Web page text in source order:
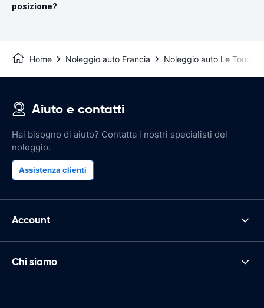
posizione?
Home Noleggio auto Francia Noleggio auto Le
Aiuto e contatti
Hai bisogno di aiuto? Contatta i nostri specialisti del
noleggio.
Assistenza clienti
Account
Chi siamo